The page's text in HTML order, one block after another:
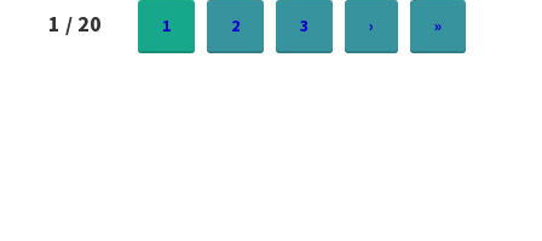
1 / 20 1 2 3 › »